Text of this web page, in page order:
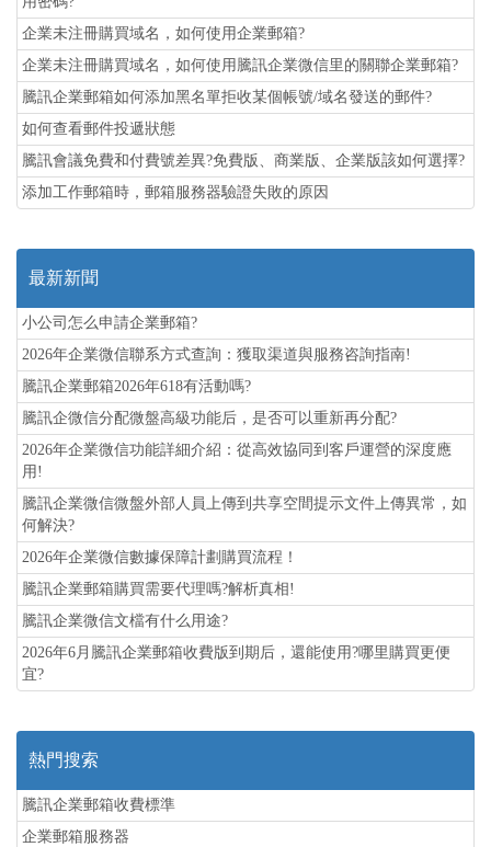
企業未注冊購買域名，如何使用企業郵箱?
企業未注冊購買域名，如何使用騰訊企業微信里的關聯企業郵箱?
騰訊企業郵箱如何添加黑名單拒收某個帳號/域名發送的郵件?
如何查看郵件投遞狀態
騰訊會議免費和付費號差異?免費版、商業版、企業版該如何選擇?
添加工作郵箱時，郵箱服務器驗證失敗的原因
最新新聞
小公司怎么申請企業郵箱?
2026年企業微信聯系方式查詢：獲取渠道與服務咨詢指南!
騰訊企業郵箱2026年618有活動嗎?
騰訊企微信分配微盤高級功能后，是否可以重新再分配?
2026年企業微信功能詳細介紹：從高效協同到客戶運營的深度應
用!
騰訊企業微信微盤外部人員上傳到共享空間提示文件上傳異常，如
何解決?
2026年企業微信數據保障計劃購買流程！
騰訊企業郵箱購買需要代理嗎?解析真相!
騰訊企業微信文檔有什么用途?
2026年6月騰訊企業郵箱收費版到期后，還能使用?哪里購買更便
宜?
熱門搜索
騰訊企業郵箱收費標準
企業郵箱服務器